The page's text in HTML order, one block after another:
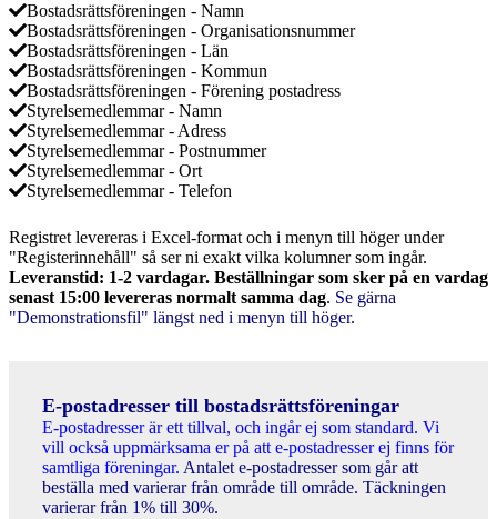
Bostadsrättsföreningen - Namn
Bostadsrättsföreningen - Organisationsnummer
Bostadsrättsföreningen - Län
Bostadsrättsföreningen - Kommun
Bostadsrättsföreningen - Förening postadress
Styrelsemedlemmar - Namn
Styrelsemedlemmar - Adress
Styrelsemedlemmar - Postnummer
Styrelsemedlemmar - Ort
Styrelsemedlemmar - Telefon
Registret levereras i Excel-format och i menyn till höger under
"Registerinnehåll" så ser ni exakt vilka kolumner som ingår.
Leveranstid: 1-2 vardagar. Beställningar som sker på en vardag
senast 15:00 levereras normalt samma dag. Se gärna
"Demonstrationsfil" längst ned i menyn till höger.
E-postadresser till bostadsrättsföreningar
E-postadresser är ett tillval, och ingår ej som standard. Vi
vill också uppmärksama er på att e-postadresser ej finns för
samtliga föreningar. Antalet e-postadresser som går att
beställa med varierar från område till område. Täckningen
varierar från 1% till 30%.